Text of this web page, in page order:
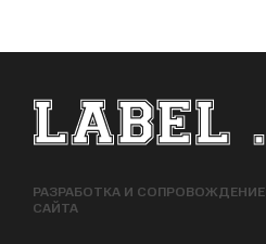
ФУТЕР САЙТА
РАЗРАБОТКА И СОПРОВОЖДЕНИЕ
САЙТА